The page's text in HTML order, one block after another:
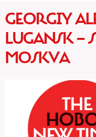
GEORGIY
LUGANSK —
MOSKVA